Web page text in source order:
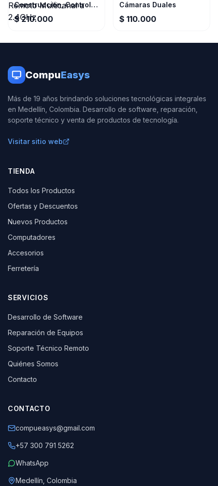
Construcción, Control
Remoto Multicanal a
2.4GHz
$ 210.000
Cámaras Duales
$ 110.000
CompuEasys
Más de 19 años brindando soluciones tecnológicas integrales
en Medellín, Colombia. Desarrollo de software, reparación,
soporte técnico y venta de productos de tecnología.
Visitar sitio web
TIENDA
Todos los Productos
Ofertas y Descuentos
Nuevos Productos
Computadores
Accesorios
Ferretería
SERVICIOS
Desarrollo de Software
Reparación de Equipos
Soporte Técnico Remoto
Quiénes Somos
Contacto
CONTACTO
compueasys@gmail.com
+57 300 791 5262
WhatsApp
Medellín, Colombia